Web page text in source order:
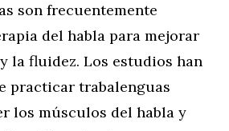
son frecuentemente
del habla para mejorar
la fluidez. Los estudios han
practicar trabalenguas
los músculos del habla y